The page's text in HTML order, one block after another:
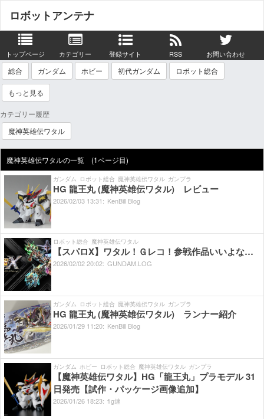
ロボットアンテナ
トップページ カテゴリー 登録サイト RSS お問い合わせ
総合 ガンダム ホビー 初代ガンダム ロボット総合
もっと見る
カテゴリー履歴
魔神英雄伝ワタル
魔神英雄伝ワタルの一覧 (1ページ目)
ガンダム ロボット総合 魔神英雄伝ワタル ガンプラ
HG 龍王丸 (魔神英雄伝ワタル) レビュー
2026/02/03 13:31: KenBill Blog
ロボット総合 魔神英雄伝ワタル
【スパロX】ワタル！Ｇレコ！参戦作品いいよな…
2026/02/0220:02: GUNDAM.LOG
ガンダム ロボット総合 魔神英雄伝ワタル ガンプラ
HG 龍王丸 (魔神英雄伝ワタル) ランナー紹介
2026/01/29 11:20: KenBill Blog
ガンダム ホビー ロボット総合 魔神英雄伝ワタル ガンプラ
【魔神英雄伝ワタル】HG「龍王丸」プラモデル 31
日発売【試作・パッケージ画像追加】
2026/01/26 18:23: fig速